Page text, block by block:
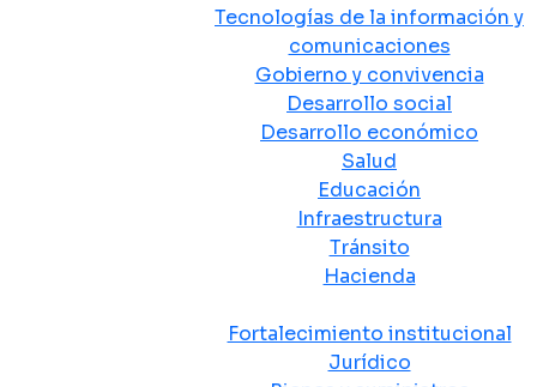
Tecnologías de la información y
comunicaciones
Gobierno y convivencia
Desarrollo social
Desarrollo económico
Salud
Educación
Infraestructura
Tránsito
Hacienda
Fortalecimiento institucional
Jurídico